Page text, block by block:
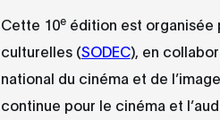
Cette 10eédition est organisée
culturelles (SODEC), en
national du cinéma et de
continue pour le cinéma et